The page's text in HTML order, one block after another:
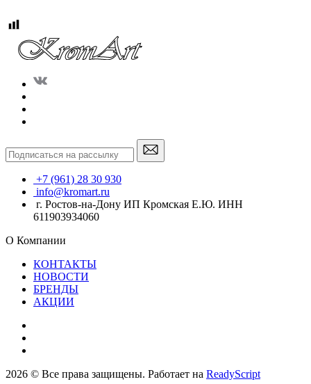
+7 (961) 28 30 930
info@kromart.ru
г. Ростов-на-Дону ИП Кромская Е.Ю. ИНН
611903934060
О Компании
КОНТАКТЫ
НОВОСТИ
БРЕНДЫ
АКЦИИ
2026 © Все права защищены. Работает на ReadyScript